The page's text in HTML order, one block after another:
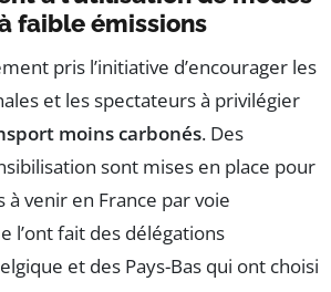
faible émissions
pris l’initiative d’encourager les
et les spectateurs à privilégier
moins carbonés. Des
sont mises en place pour
à venir en France par voie
l’ont fait des délégations
et des Pays-Bas qui ont choisi